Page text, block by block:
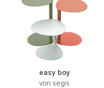
easy boy
von segis